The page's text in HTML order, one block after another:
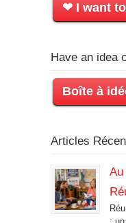
❤ I want
Have an idea
Boîte à
Articles